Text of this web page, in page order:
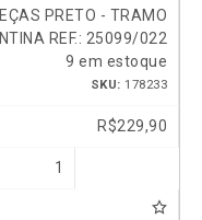
PRETO - TRAMO
NTINA REF.: 25099/022
9 em estoque
SKU: 178233
R$229,90
1